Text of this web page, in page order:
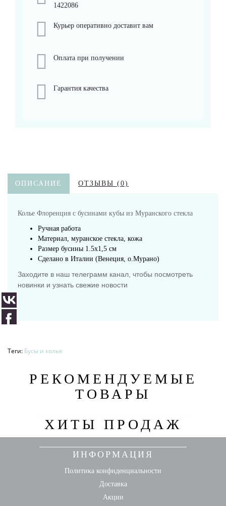
1422086
Курьер оперативно доставит вам
Оплата при получении
Гарантия качества
ОПИСАНИЕ ОТЗЫВЫ (0)
Колье Флоренция с бусинами кубы из Муранского стекла
Ручная работа
Материал, муранское стекла, кожа
Размер бусины 1.5х1,5 см
Сделано в Италии (Венеция, о.Мурано)
Заходите в наш телеграмм канал, чтобы посмотреть
новинки и узнать свежие новости
Теги: Бусы и колье
РЕКОМЕНДУЕМЫЕ
ТОВАРЫ
ХИТЫ ПРОДАЖ
ИНФОРМАЦИЯ
Политика конфиденциальности
Доставка
Акции